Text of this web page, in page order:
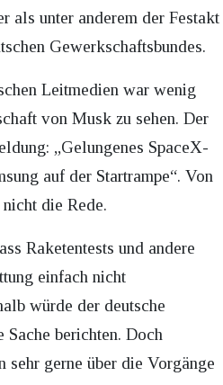
als unter anderem der Festakt
Gewerkschaftsbundes.
Leitmedien war wenig
von Musk zu sehen. Der
„Gelungenes SpaceX-
auf der Startrampe“. Von
die Rede.
Raketentests und andere
einfach nicht
würde der deutsche
berichten. Doch
sehr gerne über die Vorgänge